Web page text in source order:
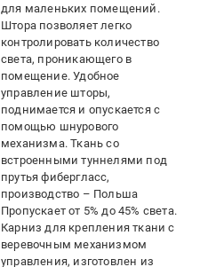
для маленьких помещений.
Штора позволяет легко
контролировать количество
света, проникающего в
помещение. Удобное
управление шторы,
поднимается и опускается с
помощью шнурового
механизма. Ткань со
встроенными туннелями под
прутья фибергласс,
производство – Польша
Пропускает от 5% до 45% света.
Карниз для крепления ткани с
веревочным механизмом
управления, изготовлен из